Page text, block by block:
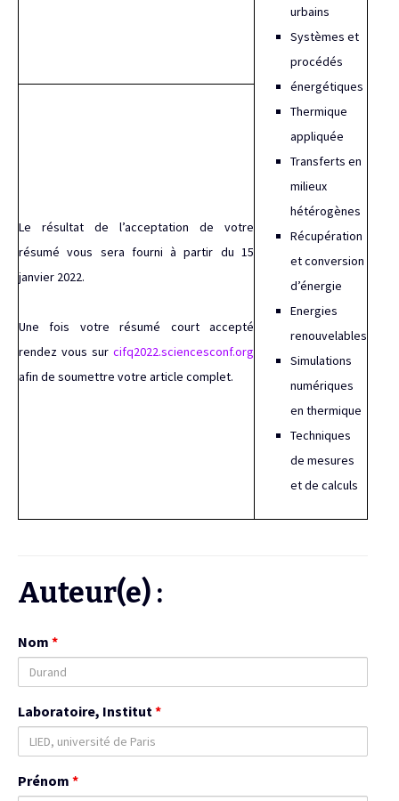
urbains
Systèmes et
procédés
énergétiques
Thermique
appliquée
Transferts en
milieux
hétérogènes
Récupération
et conversion
d’énergie
Energies
renouvelables
Simulations
numériques
en thermique
Techniques
de mesures
et de calculs
Le résultat de l’acceptation de votre
résumé vous sera fourni à partir du 15
janvier 2022.
Une fois votre résumé court accepté
rendez vous sur cifq2022.sciencesconf.org
afin de soumettre votre article complet.
Auteur(e) :
Nom *
Laboratoire, Institut *
Prénom *